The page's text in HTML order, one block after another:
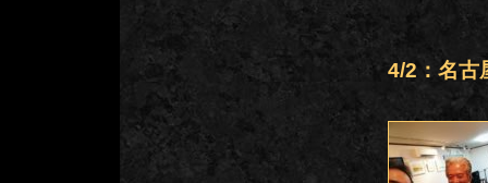
4/2：名古